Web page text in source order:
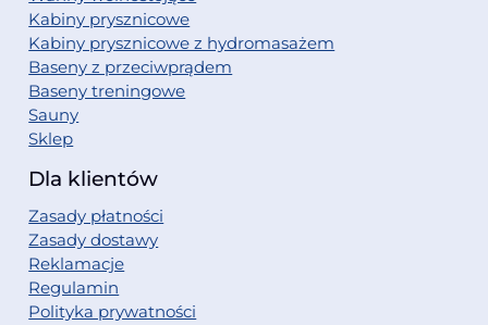
Kabiny prysznicowe
Kabiny prysznicowe z hydromasażem
Baseny z przeciwprądem
Baseny treningowe
Sauny
Sklep
Dla klientów
Zasady płatności
Zasady dostawy
Reklamacje
Regulamin
Polityka prywatności